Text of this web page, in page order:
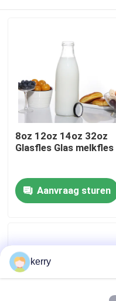
Producten
8oz 12oz 14oz 32oz
Glasfles Glas melkfles
Aanvraag sturen
kerry